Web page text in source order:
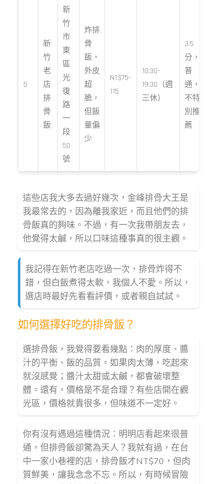
5
新
竹
老
店
排
骨
飯
新
竹
市
東
區
光
復
路
一
段
50
號
炸排
骨
飯，
外皮
超
脆，
但飯
量偏
少
NT$75-
115
10:30-
19:30（週
三休）
3.5
分，
普
通，
不特
別推
薦
這些店我大多去過好幾次，金峰排骨大王是
我最常去的，因為離我家近，而且他們的排
骨飯真的夠味。不過，有一次我帶朋友去，
他覺得太鹹，所以口味這種事真的很主觀。
我記得在新竹老店吃過一次，排骨炸得不
錯，但白飯煮得太軟，我個人不愛。所以，
選店時最好先看看評價，或者親自試試。
如何選擇好吃的排骨飯？
選排骨飯，我覺得要看幾點：肉的厚度、醬
汁的平衡、飯的品質。如果肉太薄，吃起來
就沒感覺；醬汁太甜或太鹹，都會破壞整
體。還有，價格是不是合理？有些店開在觀
光區，價格就貴很多，但味道不一定好。
你有沒有遇過這種情況：明明店看起來很普
通，但排骨飯卻驚為天人？我就有過，在台
中一家小巷裡的店，排骨飯才NT$70，但肉
質鮮美，讓我念念不忘。所以，有時候冒險